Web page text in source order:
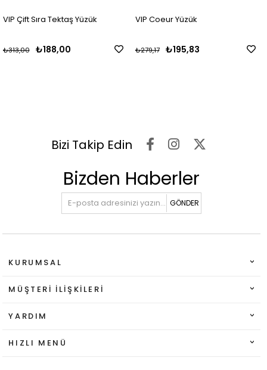
VIP Çift Sıra Tektaş Yüzük
₺188,00
₺313,00
VIP Coeur Yüzük
₺195,83
₺279,17
Bizi Takip Edin
Bizden Haberler
GÖNDER
KURUMSAL
MÜŞTERI İLIŞKILERI
YARDIM
HIZLI MENÜ